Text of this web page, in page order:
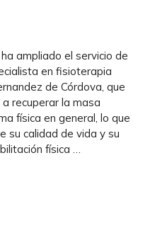
ampliado el servicio de
en fisioterapia
de Córdova, que
recuperar la masa
física en general, lo que
su calidad de vida y su
física …